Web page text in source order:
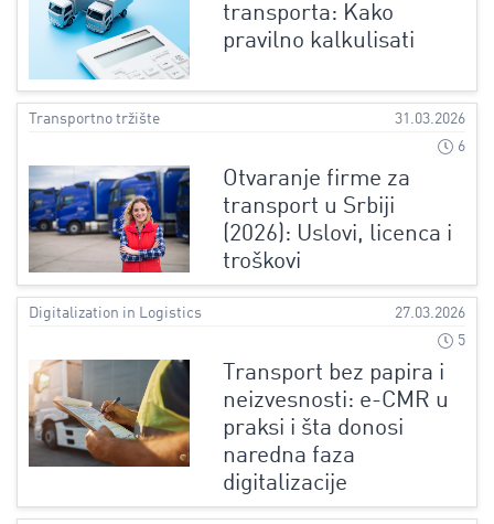
transporta: Kako
pravilno kalkulisati
Transportno tržište
31.03.2026
6
Otvaranje firme za
transport u Srbiji
(2026): Uslovi, licenca i
troškovi
Digitalization in Logistics
27.03.2026
5
Transport bez papira i
neizvesnosti: e-CMR u
praksi i šta donosi
naredna faza
digitalizacije